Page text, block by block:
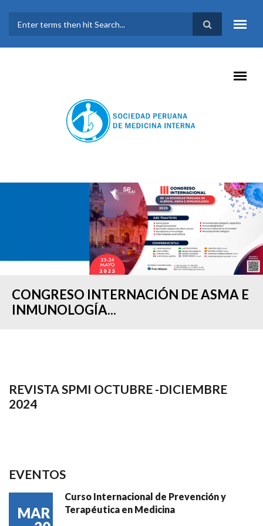
FORMULARIO DE
BÚSQUEDA
CONGRESO INTERNACIÓN DE ASMA E
INMUNOLOGÍA...
REVISTA SPMI OCTUBRE -DICIEMBRE
2024
EVENTOS
MAR
Curso Internacional de Prevención y
Terapéutica en Medicina